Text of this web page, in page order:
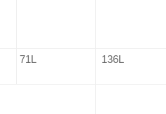
71L 136L